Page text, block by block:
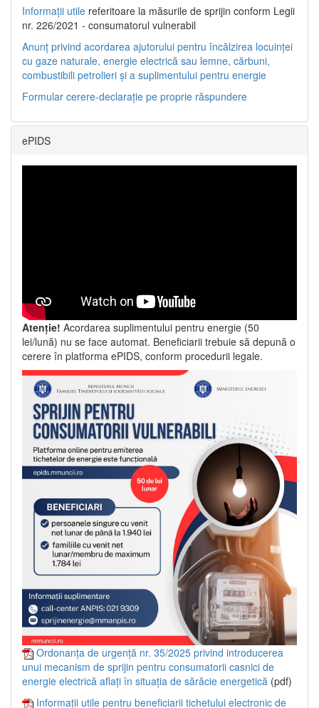
Informații utile referitoare la măsurile de sprijin conform Legii
nr. 226/2021 - consumatorul vulnerabil
Anunț privind acordarea ajutorului pentru încălzirea locuinței
cu gaze naturale, energie electrică sau lemne, cărbuni,
combustibili petrolieri și a suplimentului pentru energie
Formular cerere-declarație pe proprie răspundere
ePIDS
Atenție! Acordarea suplimentului pentru energie (50
lei/lună) nu se face automat. Beneficiarii trebuie să depună o
cerere în platforma ePIDS, conform procedurii legale.
Ordonanța de urgență nr. 35/2025 privind introducerea
unui mecanism de sprijin pentru consumatorii casnici de
energie electrică aflați în situația de sărăcie energetică (pdf)
Informații utile pentru beneficiarii tichetului electronic de